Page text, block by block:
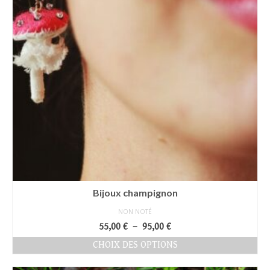
Bijoux champignon
NON NOTÉ
55,00 € – 95,00 €Plage
de
prix :
CHOIX DES OPTIONS